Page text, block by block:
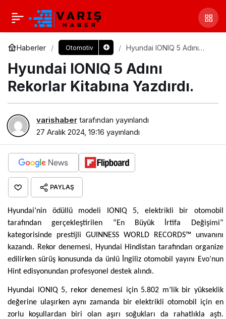
Haberler Otomotiv
Hyundai IONIQ 5 Adını
Hyundai IONIQ 5 Adını
Rekorlar Kitabına Yazdırdı.
varishaber tarafından yayınlandı
27 Aralık 2024, 19:16 yayınlandı
PAYLAŞ
Hyundai’nin ödüllü modeli IONIQ 5, elektrikli bir otomobil
tarafından gerçekleştirilen “En Büyük İrtifa Değişimi”
kategorisinde prestijli GUINNESS WORLD RECORDS™ unvanını
kazandı. Rekor denemesi, Hyundai Hindistan tarafından organize
edilirken sürüş konusunda da ünlü İngiliz otomobil yayını Evo’nun
Hint edisyonundan profesyonel destek alındı.
Hyundai IONIQ 5, rekor denemesi için 5.802 m’lik bir yükseklik
değerine ulaşırken aynı zamanda bir elektrikli otomobil için en
zorlu koşullardan biri olan aşırı soğukları da rahatlıkla aştı.